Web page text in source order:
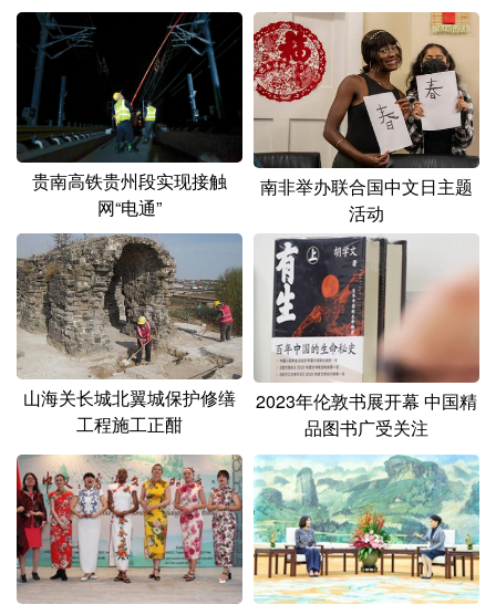
Deutsch Português
贵南高铁贵州段实现接触
网“电通”
南非举办联合国中文日主题
活动
山海关长城北翼城保护修缮
工程施工正酣
2023年伦敦书展开幕 中国精
品图书广受关注